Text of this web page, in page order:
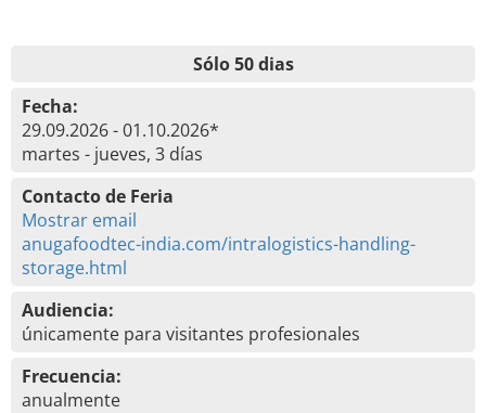
Sólo 50 dias
Fecha:
29.09.2026 - 01.10.2026*
martes - jueves, 3 días
Contacto de Feria
Mostrar email
anugafoodtec-india.com/intralogistics-handling-
storage.html
Audiencia:
únicamente para visitantes profesionales
Frecuencia:
anualmente